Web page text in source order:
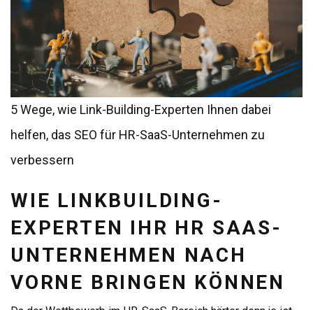
5 Wege, wie Link-Building-Experten Ihnen dabei
helfen, das SEO für HR-SaaS-Unternehmen zu
verbessern
WIE LINKBUILDING-
EXPERTEN IHR HR SAAS-
UNTERNEHMEN NACH
VORNE BRINGEN KÖNNEN